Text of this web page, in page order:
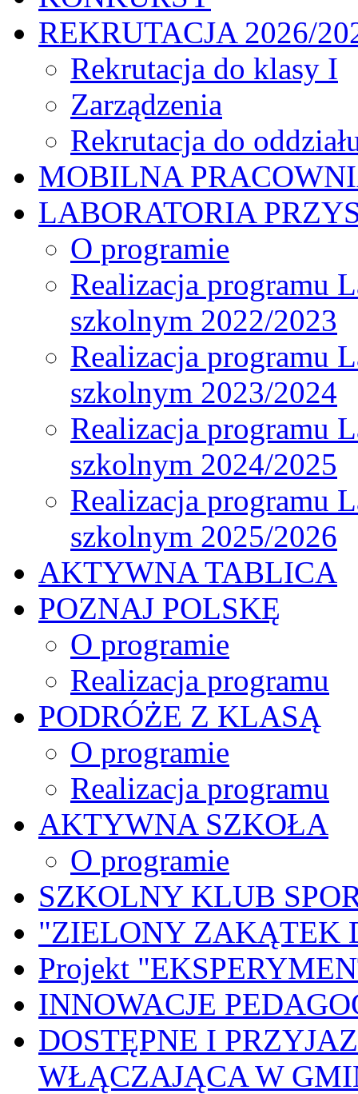
REKRUTACJA 2026/
Rekrutacja do klasy I
Zarządzenia
Rekrutacja do
MOBILNA
LABORATORIA
O programie
Realizacja programu
szkolnym 2022/2023
Realizacja programu
szkolnym 2023/2024
Realizacja programu
szkolnym 2024/2025
Realizacja programu
szkolnym 2025/2026
AKTYWNA TABLICA
POZNAJ POLSKĘ
O programie
Realizacja programu
PODRÓŻE Z KLASĄ
O programie
Realizacja programu
AKTYWNA SZKOŁA
O programie
SZKOLNY KLUB
"ZIELONY ZAKĄTEK
Projekt
INNOWACJE
DOSTĘPNE I
WŁĄCZAJĄCA W